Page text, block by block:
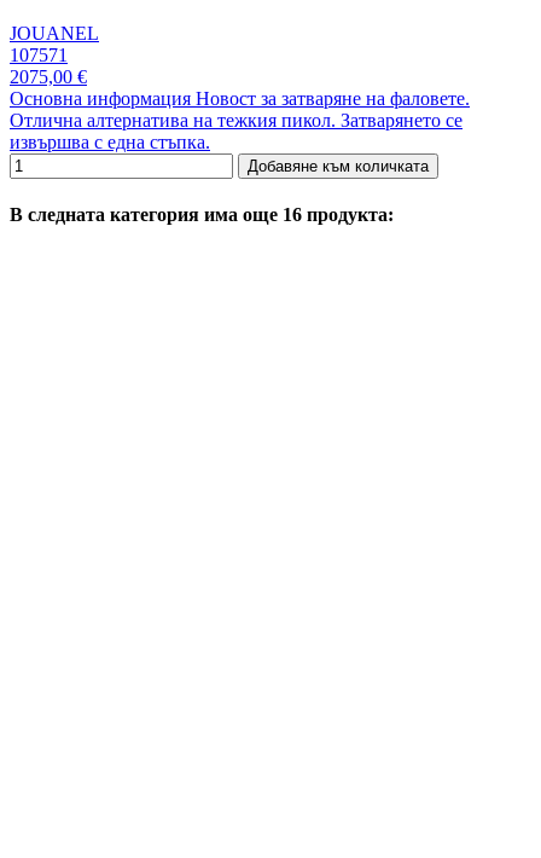
JOUANEL
107571
2075,00 €
Основна информация Новост за затваряне на фаловете.
Отлична алтернатива на тежкия пикол. Затварянето се
извършва с една стъпка.
Добавяне към количката
В следната категория има още 16 продукта: